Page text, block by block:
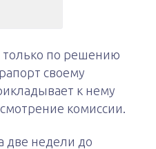
только по решению
своему
к нему
комиссии.
две недели до